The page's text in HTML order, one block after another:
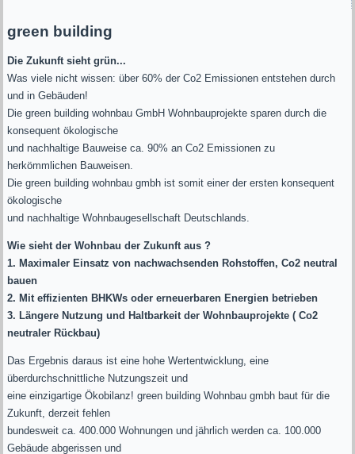
green building
Die Zukunft sieht grün...
Was viele nicht wissen: über 60% der Co2 Emissionen entstehen durch
und in Gebäuden!
Die green building wohnbau GmbH Wohnbauprojekte sparen durch die
konsequent ökologische
und nachhaltige Bauweise ca. 90% an Co2 Emissionen zu
herkömmlichen Bauweisen.
Die green building wohnbau gmbh ist somit einer der ersten konsequent
ökologische
und nachhaltige Wohnbaugesellschaft Deutschlands.
Wie sieht der Wohnbau der Zukunft aus ?
1. Maximaler Einsatz von nachwachsenden Rohstoffen, Co2 neutral
bauen
2. Mit effizienten BHKWs oder erneuerbaren Energien betrieben
3. Längere Nutzung und Haltbarkeit der Wohnbauprojekte ( Co2
neutraler Rückbau)
Das Ergebnis daraus ist eine hohe Wertentwicklung, eine
überdurchschnittliche Nutzungszeit und
eine einzigartige Ökobilanz! green building Wohnbau gmbh baut für die
Zukunft, derzeit fehlen
bundesweit ca. 400.000 Wohnungen und jährlich werden ca. 100.000
Gebäude abgerissen und